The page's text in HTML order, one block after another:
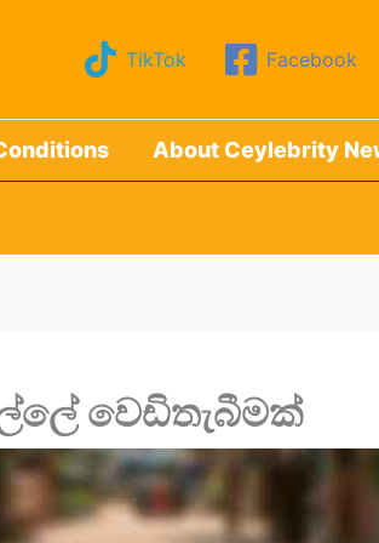
TikTok Facebook
About Ceylebrity
වෙඩිතැබීමක්